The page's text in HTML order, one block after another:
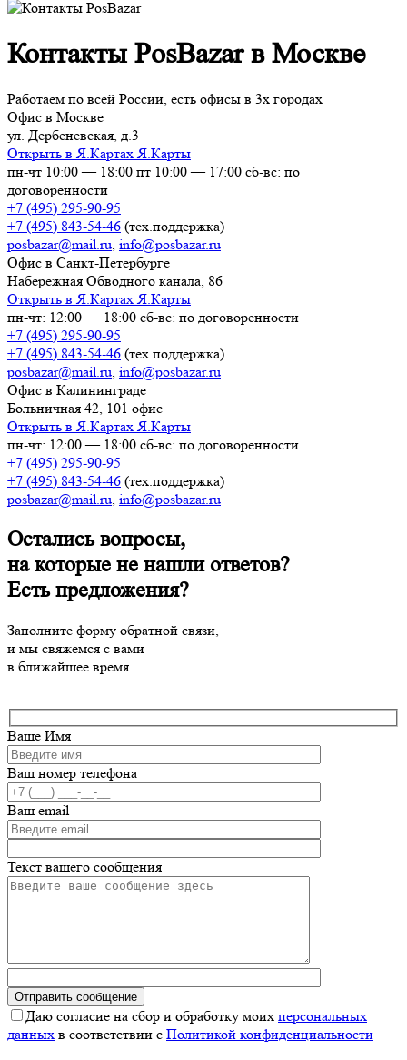
Контакты PosBazar в Москве
Работаем по всей России, есть офисы в 3х городах
Офис в Москве
ул. Дербеневская, д.3
Открыть в Я.Картах Я.Карты
пн-чт 10:00 — 18:00 пт 10:00 — 17:00 сб-вс: по
договоренности
+7 (495) 295-90-95
+7 (495) 843-54-46 (тех.поддержка)
posbazar@mail.ru, info@posbazar.ru
Офис в Санкт-Петербурге
Набережная Обводного канала, 86
Открыть в Я.Картах Я.Карты
пн-чт: 12:00 — 18:00 сб-вс: по договоренности
+7 (495) 295-90-95
+7 (495) 843-54-46 (тех.поддержка)
posbazar@mail.ru, info@posbazar.ru
Офис в Калининграде
Больничная 42, 101 офис
Открыть в Я.Картах Я.Карты
пн-чт: 12:00 — 18:00 сб-вс: по договоренности
+7 (495) 295-90-95
+7 (495) 843-54-46 (тех.поддержка)
posbazar@mail.ru, info@posbazar.ru
Остались вопросы,
на которые не нашли ответов?
Есть предложения?
Заполните форму обратной связи,
и мы свяжемся с вами
в ближайшее время
Ваше Имя
Ваш номер телефона
Ваш email
Текст вашего сообщения
Даю согласие на сбор и обработку моих персональных
данных в соответствии с Политикой конфиденциальности